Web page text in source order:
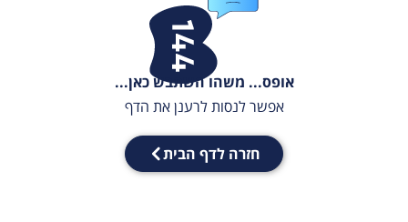
אופס... משהו השתבש כאן...
אפשר לנסות לרענן את הדף
חזרה לדף הבית